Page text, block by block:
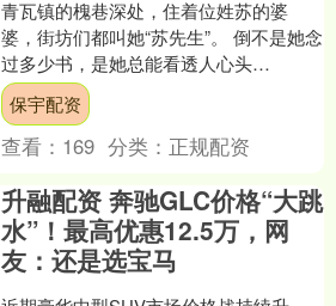
青瓦镇的槐巷深处，住着位姓苏的婆
婆，街坊们都叫她“苏先生”。 倒不是她念
过多少书，是她总能看透人心头
的“结”—— 那些藏在怨、恨、不满里的
“五毒”，经她几句话....
保宇配资
查看： 169 分类： 正规配资
升融配资 奔驰GLC价格“大跳
水”！最高优惠12.5万，网
友：还是选宝马